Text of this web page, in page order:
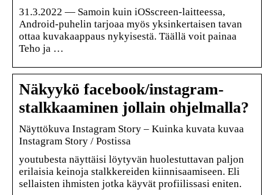
31.3.2022 — Samoin kuin iOSscreen-laitteessa,
Android-puhelin tarjoaa myös yksinkertaisen tavan
ottaa kuvakaappaus nykyisestä. Täällä voit painaa
Teho ja …
Näkyykö facebook/instagram-
stalkkaaminen jollain ohjelmalla?
Näyttökuva Instagram Story – Kuinka kuvata kuvaa
Instagram Story / Postissa
youtubesta näyttäisi löytyvän huolestuttavan paljon
erilaisia keinoja stalkkereiden kiinnisaamiseen. Eli
sellaisten ihmisten jotka käyvät profiilissasi eniten.